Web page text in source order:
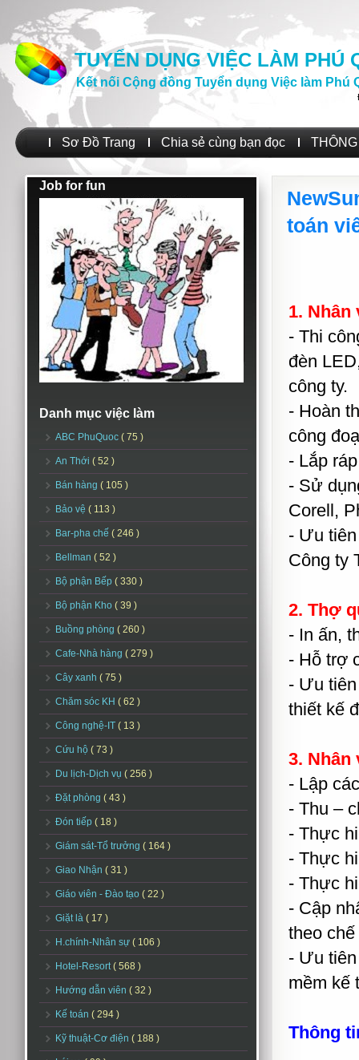
TUYỂN DỤNG VIỆC LÀM PHÚ
Kết nối Cộng đồng Tuyển dụng Việc làm Phú
Sơ Đồ Trang Chia sẻ cùng bạn đọc
Job for fun
Danh mục việc làm
ABC PhuQuoc ( 75 )
An Thới ( 52 )
Bán hàng ( 105 )
Bảo vệ ( 113 )
Bar-pha chế ( 246 )
Bellman ( 52 )
Bộ phận Bếp ( 330 )
Bộ phận Kho ( 39 )
Buồng phòng ( 260 )
Cafe-Nhà hàng ( 279 )
Cây xanh ( 75 )
Chăm sóc KH ( 62 )
Công nghệ-IT ( 13 )
Cứu hộ ( 73 )
Du lịch-Dịch vụ ( 256 )
Đặt phòng ( 43 )
Đón tiếp ( 18 )
Giám sát-Tổ trưởng ( 164 )
Giao Nhận ( 31 )
Giáo viên - Đào tạo ( 22 )
Giặt là ( 17 )
H.chính-Nhân sự ( 106 )
Hotel-Resort( 568 )
Hướng dẫn viên ( 32 )
Kế toán ( 294 )
Kỹ thuật-Cơ điện ( 188 )
toán
1. Nhân
- Thi
đèn
công ty.
- Hoàn
công
- Lắp
- Sử
Corell,
- Ưu
Công ty
2. Thợ
- In ấn,
- Hỗ trợ
- Ưu
thiết kế
3. Nhân
- Lập
- Thu –
- Thực
- Thực
- Thực
- Cập
theo
- Ưu
mềm kế
Thông